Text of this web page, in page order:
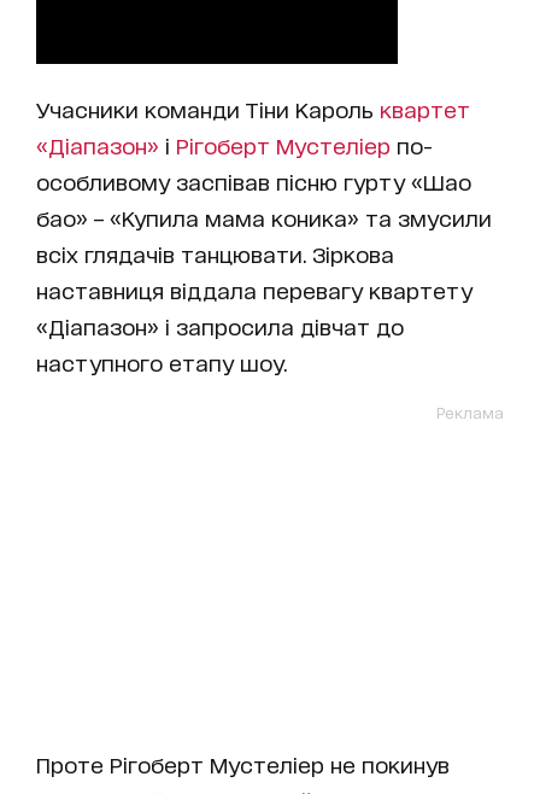
Учасники команди Тіни Кароль квартет
«Діапазон» і Рігоберт Мустеліер по-
особливому заспівав пісню гурту «Шао
бао» – «Купила мама коника» та змусили
всіх глядачів танцювати. Зіркова
наставниця віддала перевагу квартету
«Діапазон» і запросила дівчат до
наступного етапу шоу.
Реклама
Проте Рігоберт Мустеліер не покинув